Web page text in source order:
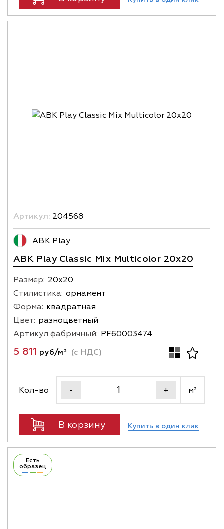
Артикул: 204568
ABK Play
ABK Play Classic Mix Multicolor 20x20
Размер: 20х20
Стилистика: орнамент
Форма: квадратная
Цвет: разноцветный
Артикул фабричный: PF60003474
5 811 руб/м² (с НДС)
Кол-во - + м²
В корзину Купить в один клик
Есть
образец